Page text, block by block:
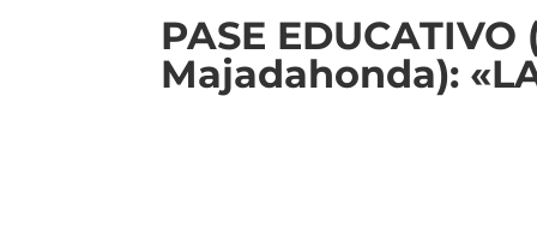
PASE
Majadahonda):